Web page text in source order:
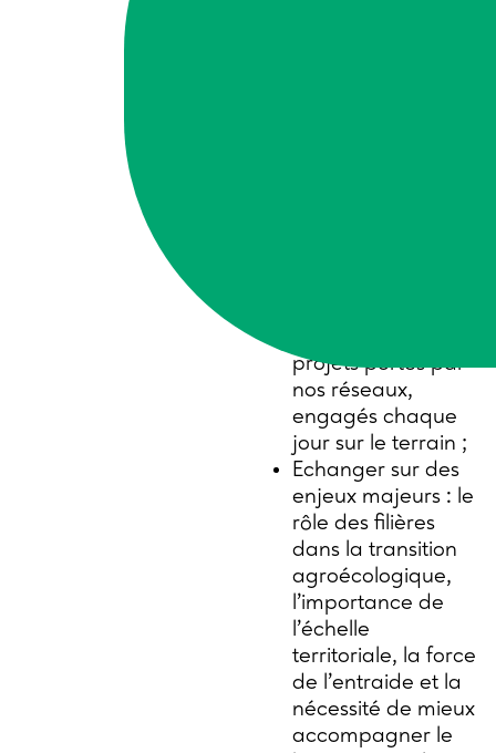
projets portés par
nos réseaux,
engagés chaque
jour sur le terrain ;
Echanger sur des
enjeux majeurs : le
rôle des filières
dans la transition
agroécologique,
l’importance de
l’échelle
territoriale, la force
de l’entraide et la
nécessité de mieux
accompagner le